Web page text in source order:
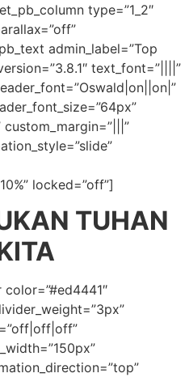
type=”1_2″
admin_label=”Top
text_font=”||||”
custom_margin=”|||”
locked=”off”]
TUHAN